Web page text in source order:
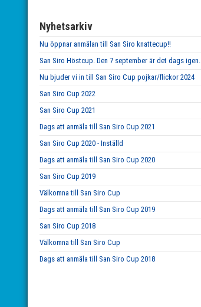
Nyhetsarkiv
Nu öppnar anmälan till San Siro knattecup!!
San Siro Höstcup. Den 7 september är det dags igen.
Nu bjuder vi in till San Siro Cup pojkar/flickor 2024
San Siro Cup 2022
San Siro Cup 2021
Dags att anmäla till San Siro Cup 2021
San Siro Cup 2020 - Inställd
Dags att anmäla till San Siro Cup 2020
San Siro Cup 2019
Välkomna till San Siro Cup
Dags att anmäla till San Siro Cup 2019
San Siro Cup 2018
Välkomna till San Siro Cup
Dags att anmäla till San Siro Cup 2018